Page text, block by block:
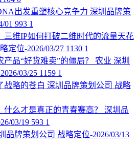
出发重塑核心竞争力 深圳品牌策
01 993 1
三维IP如何打破二维时代的流量天花
定位-2026/03/27 1130 1
品“好货难卖”的僵局？
农业 深圳
03/25 1159 1
战略的苍白 深圳品牌策划公司 战略
么才是真正的青春赛高？
深圳品
03/19 593 1
品牌策划公司 战略定位-2026/03/13